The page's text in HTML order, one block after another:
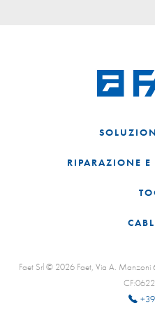
RIPARAZIONE
Faet Srl © 2026 Faet, Via A.